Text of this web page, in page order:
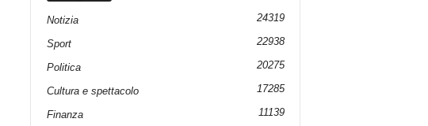
Notizia 24319
Sport 22938
Politica 20275
Cultura e spettacolo 17285
Finanza 11139